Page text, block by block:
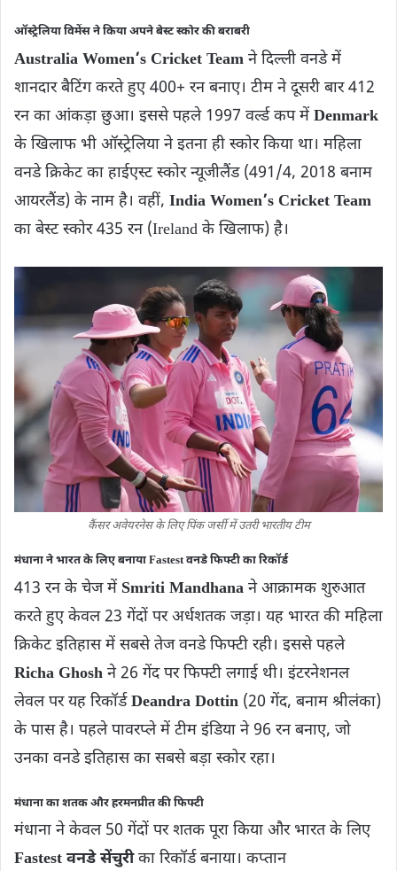
ऑस्ट्रेलिया विमेंस ने किया अपने बेस्ट स्कोर की बराबरी
Australia Women’s Cricket Team ने दिल्ली वनडे में
शानदार बैटिंग करते हुए 400+ रन बनाए। टीम ने दूसरी बार 412
रन का आंकड़ा छुआ। इससे पहले 1997 वर्ल्ड कप में Denmark
के खिलाफ भी ऑस्ट्रेलिया ने इतना ही स्कोर किया था। महिला
वनडे क्रिकेट का हाईएस्ट स्कोर न्यूजीलैंड (491/4, 2018 बनाम
आयरलैंड) के नाम है। वहीं, India Women’s Cricket Team
का बेस्ट स्कोर 435 रन (Ireland के खिलाफ) है।
कैंसर अवेयरनेस के लिए पिंक जर्सी में उतरी भारतीय टीम
मंधाना ने भारत के लिए बनाया Fastest वनडे फिफ्टी का रिकॉर्ड
413 रन के चेज में Smriti Mandhana ने आक्रामक शुरुआत
करते हुए केवल 23 गेंदों पर अर्धशतक जड़ा। यह भारत की महिला
क्रिकेट इतिहास में सबसे तेज वनडे फिफ्टी रही। इससे पहले
Richa Ghosh ने 26 गेंद पर फिफ्टी लगाई थी। इंटरनेशनल
लेवल पर यह रिकॉर्डDeandra Dottin (20 गेंद, बनाम श्रीलंका)
के पास है। पहले पावरप्ले में टीम इंडिया ने 96 रन बनाए, जो
उनका वनडे इतिहास का सबसे बड़ा स्कोर रहा।
मंधाना का शतक और हरमनप्रीत की फिफ्टी
मंधाना ने केवल 50 गेंदों पर शतक पूरा किया और भारत के लिए
Fastest वनडे सेंचुरीका रिकॉर्ड बनाया। कप्तान